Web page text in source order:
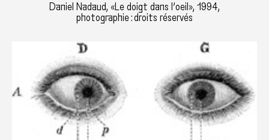
Daniel Nadaud, «Le doigt dans l’oeil», 1994,
photographie : droits réservés